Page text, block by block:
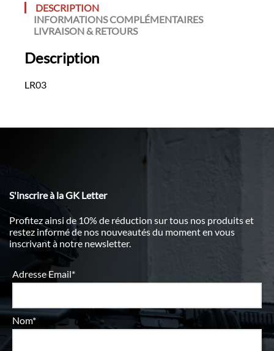
DESCRIPTION
INFORMATIONS COMPLÉMENTAIRES
LIVRAISON & RETOURS
Description
LR03
S'inscrire à la GK Letter
Profitez ainsi de 10% de réduction sur tous nos produits et
restez informé de nos nouveautés du moment en vous
inscrivant à notre newsletter.
Adresse Email*
Nom*